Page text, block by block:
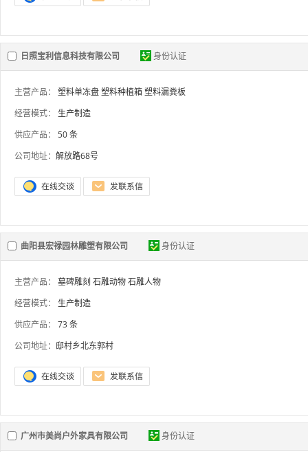
日照宝利信息科技有限公司 身份认证
主营产品： 塑料单冻盘塑料种植箱塑料漏粪板
经营模式：
生产制造
供应产品：
50 条
公司地址： 解放路68号
曲阳县宏禄园林雕塑有限公司 身份认证
主营产品： 墓碑雕刻 石雕动物石雕人物
经营模式：
生产制造
供应产品：
73 条
公司地址： 邸村乡北东郭村
广州市美尚户外家具有限公司 身份认证